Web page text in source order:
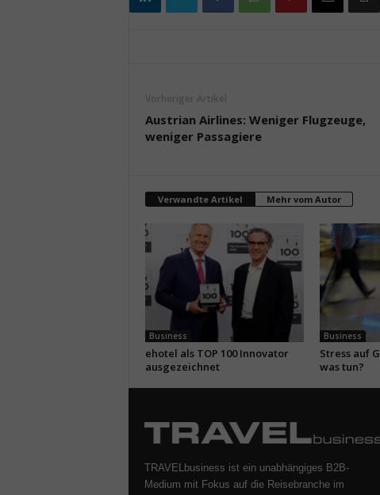
Austrian Airlines: Weniger Flugzeuge,
weniger Passagiere
Verwandte Artikel Mehr vom Autor
Business
ehotel als TOP 100 Innovator
ausgezeichnet
Business
Stress auf
was tun?
TRAVELbusiness ist ein unabhängiges B2B-
Medium mit Fokus auf die Reisebranche im